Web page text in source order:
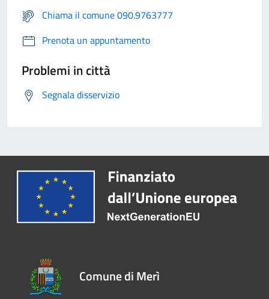
Chiama il comune 090.9763777
Prenota un appuntamento
Problemi in città
Segnala disservizio
Comune di Merì